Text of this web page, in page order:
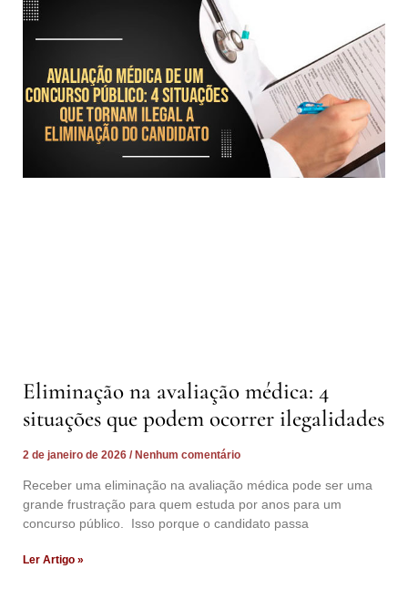
Eliminação na avaliação médica: 4
situações que podem ocorrer ilegalidades
2 de janeiro de 2026 Nenhum comentário
Receber uma eliminação na avaliação médica pode ser uma
grande frustração para quem estuda por anos para um
concurso público. Isso porque o candidato passa
Ler Artigo »